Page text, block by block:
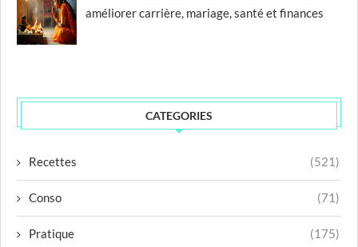
améliorer carrière, mariage, santé et finances
CATEGORIES
Recettes (521)
Conso (71)
Pratique (175)